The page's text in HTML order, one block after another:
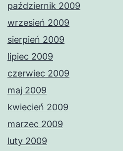
październik 2009
wrzesień 2009
sierpień 2009
lipiec 2009
czerwiec 2009
maj 2009
kwiecień 2009
marzec 2009
luty 2009